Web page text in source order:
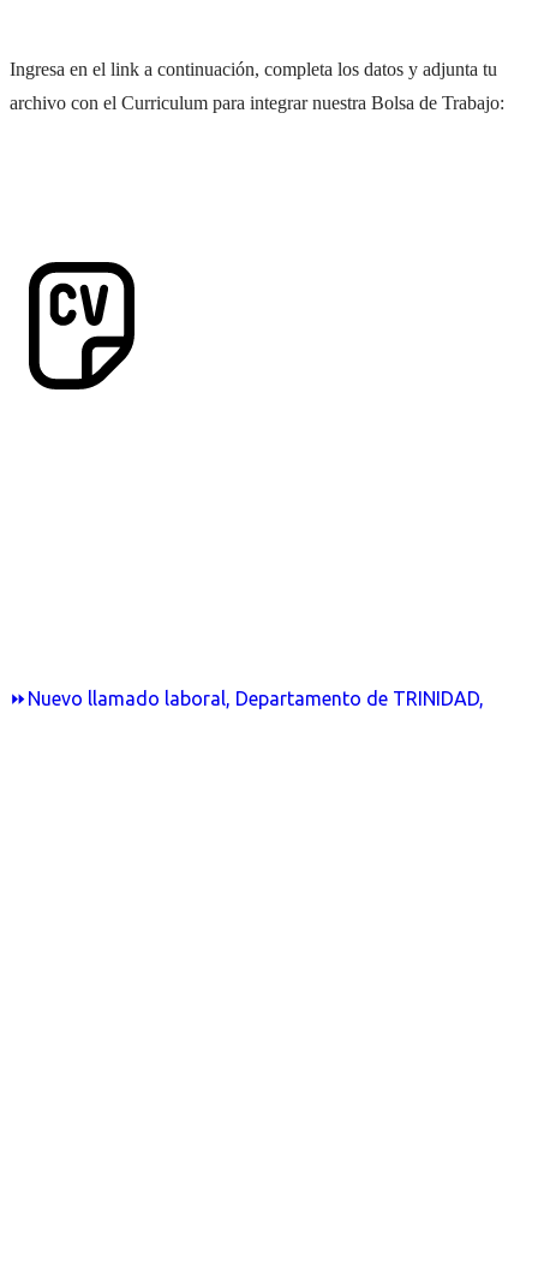
⏩Nuevo llamado laboral, Departamento de TRINIDAD,
Ingresa en el link a continuación, completa los datos y adjunta tu
archivo con el Curriculum para integrar nuestra Bolsa de Trabajo: